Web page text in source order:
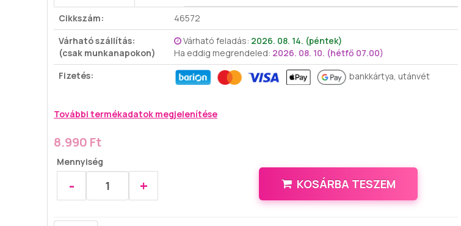
Cikkszám:
46572
Várható szállítás:
(csak munkanapokon)
Várható feladás: 2026. 08. 14. (péntek)
Ha eddig megrendeled: 2026. 08. 10. (hétfő 07.00)
Fizetés:
bankkártya, utánvét
További termékadatok megjelenítése
8.990 Ft
Mennyiség
- + KOSÁRBA TESZEM